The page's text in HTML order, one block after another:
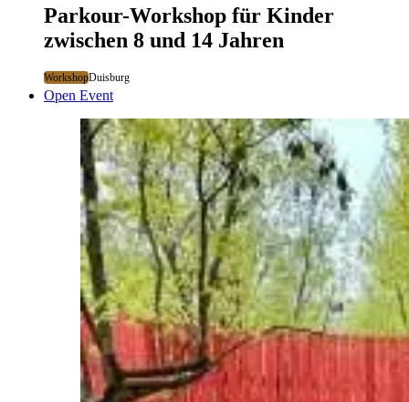
Parkour-Workshop für Kinder
zwischen 8 und 14 Jahren
WorkshopDuisburg
Open Event